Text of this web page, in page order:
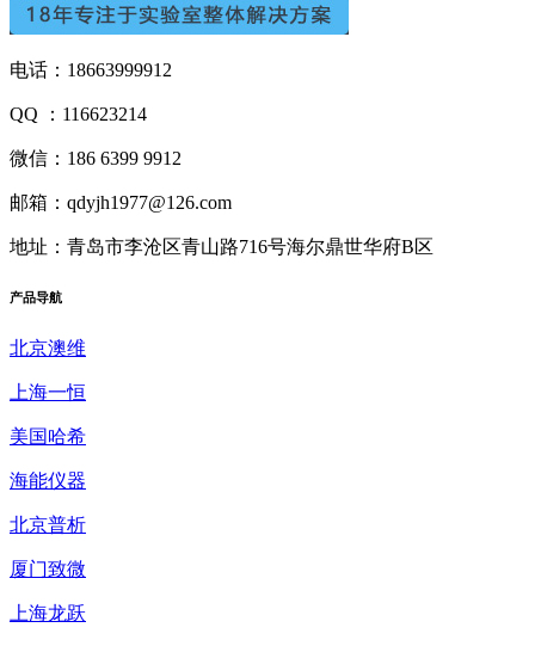
电话：18663999912
QQ ：116623214
微信：186 6399 9912
邮箱：qdyjh1977@126.com
地址：青岛市李沧区青山路716号海尔鼎世华府B区
产品导航
北京澳维
上海一恒
美国哈希
海能仪器
北京普析
厦门致微
上海龙跃